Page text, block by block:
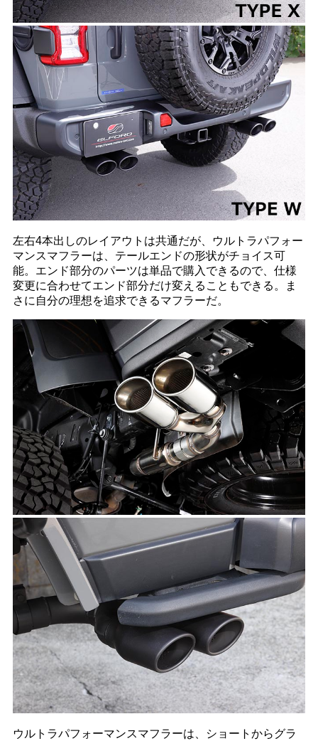
左右4本出しのレイアウトは共通だが、ウルトラパフォー
マンスマフラーは、テールエンドの形状がチョイス可
能。エンド部分のパーツは単品で購入できるので、仕様
変更に合わせてエンド部分だけ変えることもできる。ま
さに自分の理想を追求できるマフラーだ。
ウルトラパフォーマンスマフラーは、ショートからグラ